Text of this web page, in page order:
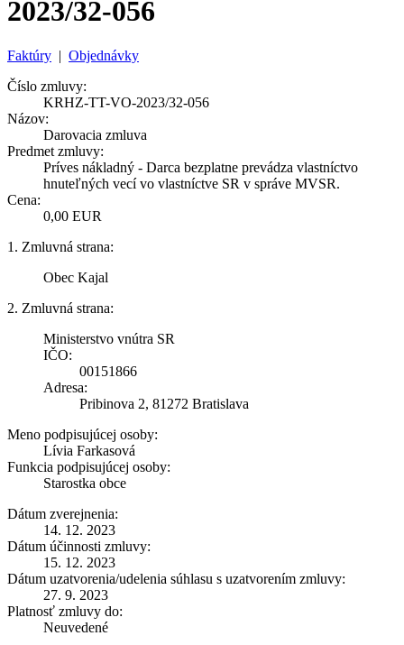
2023/32-056
Faktúry | Objednávky
Číslo zmluvy:
KRHZ-TT-VO-2023/32-056
Názov:
Darovacia zmluva
Predmet zmluvy:
Príves nákladný - Darca bezplatne prevádza vlastníctvo
hnuteľných vecí vo vlastníctve SR v správe MVSR.
Cena:
0,00 EUR
1. Zmluvná strana:
Obec Kajal
2. Zmluvná strana:
Ministerstvo vnútra SR
IČO:
00151866
Adresa:
Pribinova 2, 81272 Bratislava
Meno podpisujúcej osoby:
Lívia Farkasová
Funkcia podpisujúcej osoby:
Starostka obce
Dátum zverejnenia:
14. 12. 2023
Dátum účinnosti zmluvy:
15. 12. 2023
Dátum uzatvorenia/udelenia súhlasu s uzatvorením zmluvy:
27. 9. 2023
Platnosť zmluvy do:
Neuvedené